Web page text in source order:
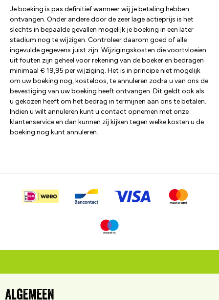
Je boeking is pas definitief wanneer wij je betaling hebben
ontvangen. Onder andere door de zeer lage actieprijs is het
slechts in bepaalde gevallen mogelijk je boeking in een later
stadium nog te wijzigen. Controleer daarom goed of alle
ingevulde gegevens juist zijn. Wijzigingskosten die voortvloeien
uit fouten zijn geheel voor rekening van de boeker en bedragen
minimaal € 19,95 per wijziging. Het is in principe niet mogelijk
om uw boeking nog, kosteloos, te annuleren zodra u van ons de
bevestiging van uw boeking heeft ontvangen. Dit geldt ook als
u gekozen heeft om het bedrag in termijnen aan ons te betalen.
Indien u wilt annuleren kunt u contact opnemen met onze
klantenservice en dan kunnen zij kijken tegen welke kosten u de
boeking nog kunt annuleren.
Algemeen